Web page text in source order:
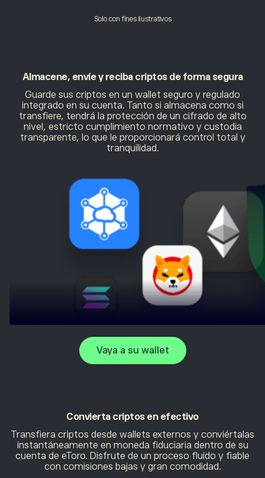
Solo con fines ilustrativos
Almacene, envíe y reciba criptos de forma segura
Guarde sus criptos en un wallet seguro y regulado
integrado en su cuenta. Tanto si almacena como si
transfiere, tendrá la protección de un cifrado de alto
nivel, estricto cumplimiento normativo y custodia
transparente, lo que le proporcionará control total y
tranquilidad.
Vaya a su wallet
Convierta criptos en efectivo
Transfiera criptos desde wallets externos y conviértalas
instantáneamente en moneda fiduciaria dentro de su
cuenta de eToro. Disfrute de un proceso fluido y fiable
con comisiones bajas y gran comodidad.